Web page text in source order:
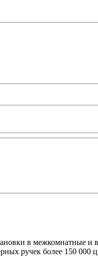
в межкомнатные и
ручек более 150